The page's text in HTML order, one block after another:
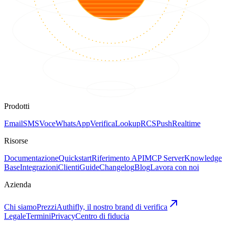
Prodotti
EmailSMSVoceWhatsAppVerificaLookupRCSPushRealtime
Risorse
DocumentazioneQuickstartRiferimento APIMCP ServerKnowledge
BaseIntegrazioniClientiGuideChangelogBlogLavora con noi
Azienda
Chi siamoPrezziAuthifly, il nostro brand di verifica
LegaleTerminiPrivacyCentro di fiducia